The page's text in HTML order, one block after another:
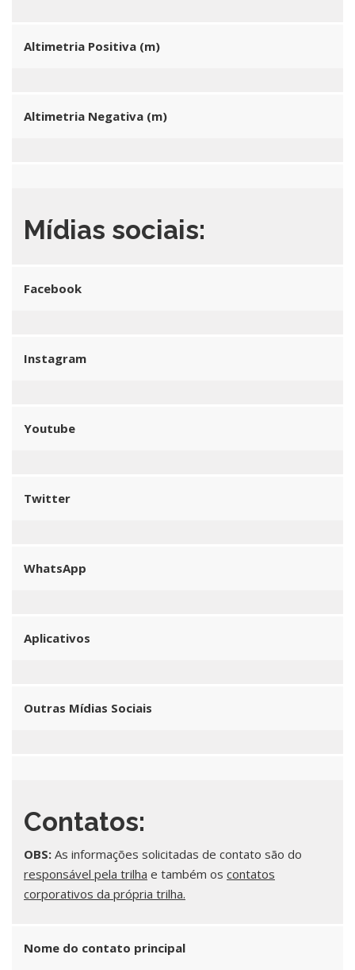
Altimetria Positiva (m)
Altimetria Negativa (m)
Mídias sociais:
Facebook
Instagram
Youtube
Twitter
WhatsApp
Aplicativos
Outras Mídias Sociais
Contatos:
OBS: As informações solicitadas de contato são do
responsável pela trilha e também os contatos
corporativos da própria trilha.
Nome do contato principal